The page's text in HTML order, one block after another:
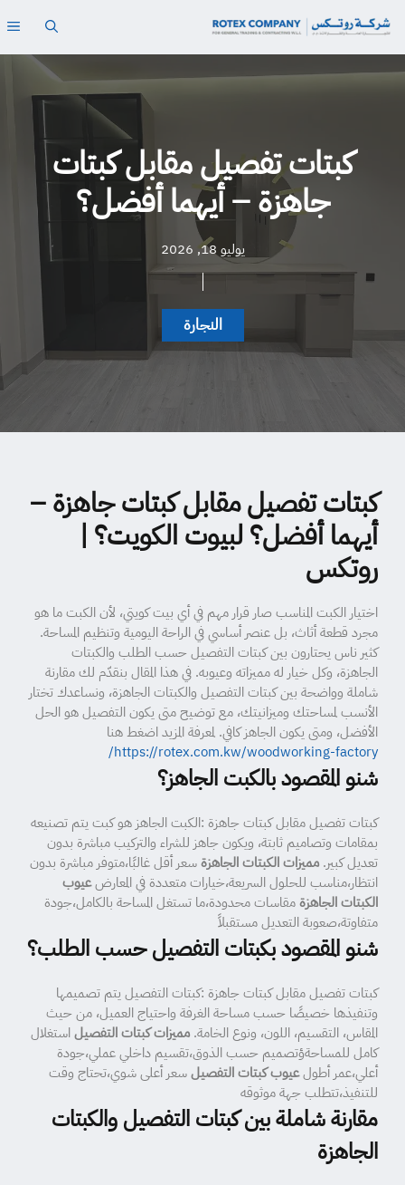
كبتات تفصيل مقابل كبتات
جاهزة – أيهما أفضل؟
يوليو 18, 2026
النجارة
كبتات تفصيل مقابل كبتات جاهزة –
أيهما أفضل؟ لبيوت الكويت؟ |
روتكس
اختيار الكبت المناسب صار قرار مهم في أي بيت كويتي، لأن الكبت ما هو
مجرد قطعة أثاث، بل عنصر أساسي في الراحة اليومية وتنظيم المساحة.
كثير ناس يحتارون بين كبتات التفصيل حسب الطلب والكبتات
الجاهزة، وكل خيار له مميزاته وعيوبه. في هذا المقال بنقدّم لك مقارنة
شاملة وواضحة بين كبتات التفصيل والكبتات الجاهزة، ونساعدك تختار
الأنسب لمساحتك وميزانيتك، مع توضيح متى يكون التفصيل هو الحل
الأفضل، ومتى يكون الجاهز كافي. لمعرفة المزيد اضغط هنا
https://rotex.com.kw/woodworking-factory/
شنو المقصود بالكبت الجاهز؟
كبتات تفصيل مقابل كبتات جاهزة :الكبت الجاهز هو كبت يتم تصنيعه
بمقامات وتصاميم ثابتة، ويكون جاهز للشراء والتركيب مباشرة بدون
تعديل كبير. مميزات الكبتات الجاهزةسعر أقل غالبًا،متوفر مباشرة بدون
انتظار،مناسب للحلول السريعة،خيارات متعددة في المعارضعيوب
الكبتات الجاهزةمقاسات محدودة،ما تستغل المساحة بالكامل،جودة
متفاوتة،صعوبة التعديل مستقبلاً
شنو المقصود بكبتات التفصيل حسب الطلب؟
كبتات تفصيل مقابل كبتات جاهزة :كبتات التفصيل يتم تصميمها
وتنفيذها خصيصًا حسب مساحة الغرفة واحتياج العميل، من حيث
المقاس، التقسيم، اللون، ونوع الخامة. مميزات كبتات التفصيلاستغلال
كامل للمساحةؤتصميم حسب الذوق،تقسيم داخلي عملي،جودة
أعلي،عمر أطولعيوب كبتات التفصيلسعر أعلى شوي،تحتاج وقت
للتنفيذ،تتطلب جهة موثوقه
مقارنة شاملة بين كبتات التفصيل والكبتات
الجاهزة